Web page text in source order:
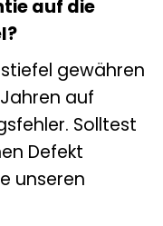
auf die
gewähren
auf
Solltest
Defekt
unseren